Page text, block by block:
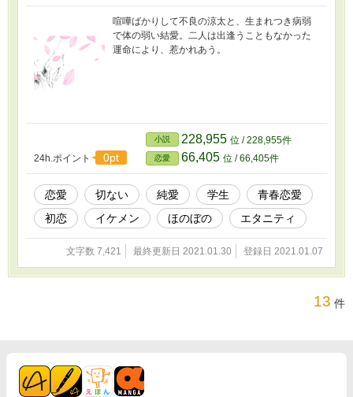
喧嘩ばかりして不良の涼太と、生まれつき病弱
で体の弱い結愛。二人は出逢うこともなかった
運命により、惹かれあう。
24h.ポイント 0pt
小説 228,955 位 / 228,955件
恋愛 66,405 位 / 66,405件
恋愛 切ない 純愛 学生
青春恋愛
初恋
イケメン ほのぼの エタニティ
文字数 7,421 最終更新日 2021.01.30 登録日 2021.01.07
13 件